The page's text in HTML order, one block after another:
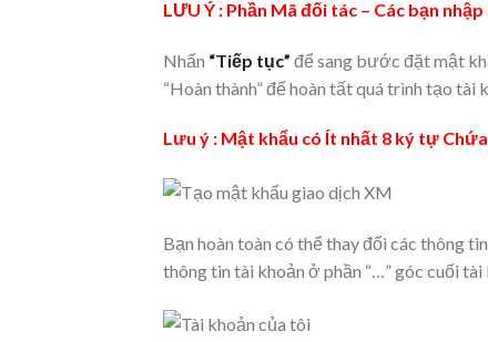
LƯU Ý : Phần Mã đối tác – Các bạn
Nhấn “Tiếp tục” để sang bước đặt mật
“Hoàn thành” để hoàn tất quá trình tạo tài
Lưu ý : Mật khẩu có Ít nhất 8 ký tự
Bạn hoàn toàn có thể thay đổi các thông
thông tin tài khoản ở phần “…” góc cuối tài